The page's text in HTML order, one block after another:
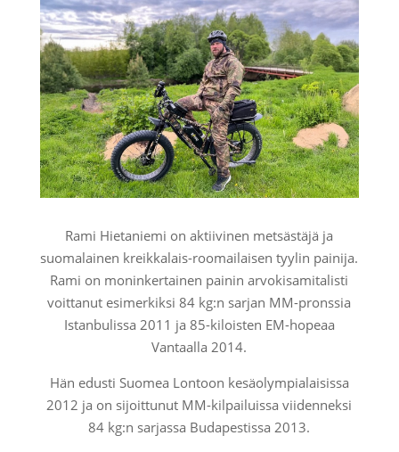
Rami Hietaniemi on aktiivinen metsästäjä ja
suomalainen kreikkalais-roomailaisen tyylin painija.
Rami on moninkertainen painin arvokisamitalisti
voittanut esimerkiksi 84 kg:n sarjan MM-pronssia
Istanbulissa 2011 ja 85-kiloisten EM-hopeaa
Vantaalla 2014.
Hän edusti Suomea Lontoon kesäolympialaisissa
2012 ja on sijoittunut MM-kilpailuissa viidenneksi
84 kg:n sarjassa Budapestissa 2013.